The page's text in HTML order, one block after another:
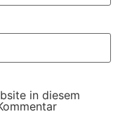
in diesem